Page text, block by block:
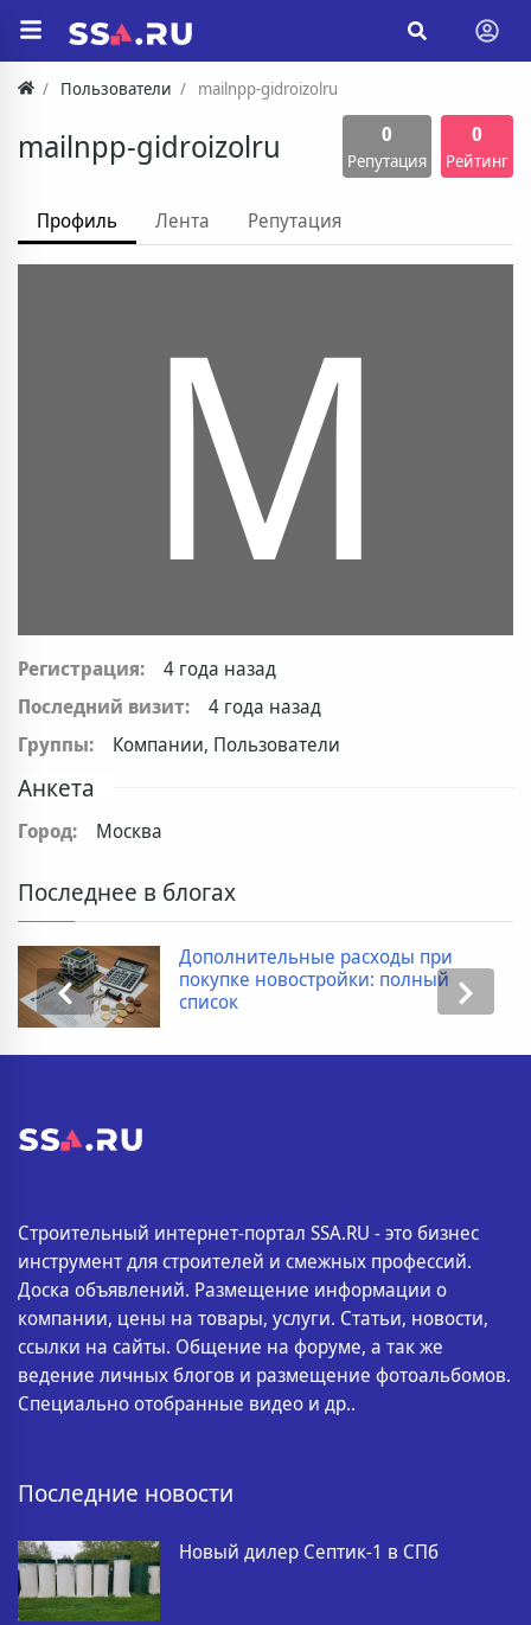
Пользователи mailnpp-gidroizolru
mailnpp-gidroizolru 0
Репутация
0
Рейтинг
Профиль Лента Репутация
M
Регистрация:
4 года назад
Последний визит:
4 года назад
Группы:
Компании, Пользователи
Анкета
Город: Москва
Последнее в блогах
Дополнительные расходы при
покупке новостройки: полный
список
Строительный интернет-портал SSA.RU - это бизнес
инструмент для строителей и смежных профессий.
Доска объявлений. Размещение информации о
компании, цены на товары, услуги. Статьи, новости,
ссылки на сайты. Общение на форуме, а так же
ведение личных блогов и размещение фотоальбомов.
Специально отобранные видео и др..
Последние новости
Новый дилер Септик-1 в СПб